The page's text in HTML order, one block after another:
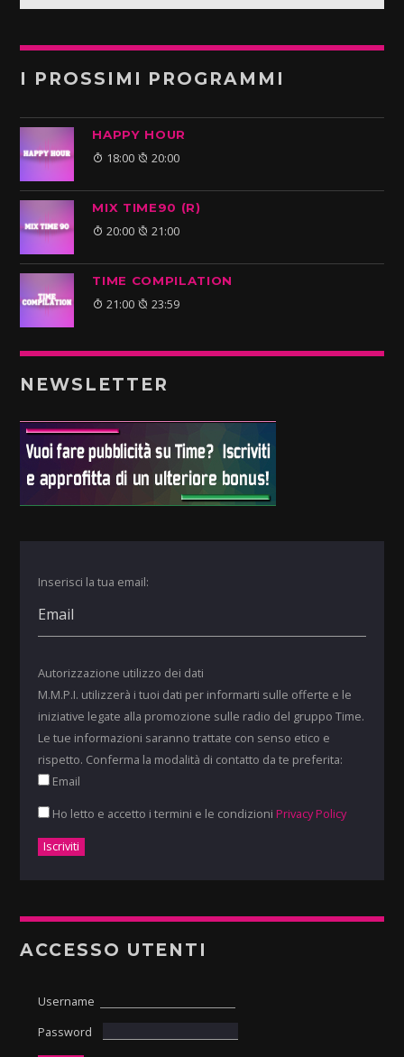
I PROSSIMI PROGRAMMI
HAPPY HOUR
18:00 20:00
MIX TIME90 (R)
20:00 21:00
TIME COMPILATION
21:00 23:59
NEWSLETTER
Inserisci la tua email:
Autorizzazione utilizzo dei dati
M.M.P.I. utilizzerà i tuoi dati per informarti sulle offerte e le
iniziative legate alla promozione sulle radio del gruppo Time.
Le tue informazioni saranno trattate con senso etico e
rispetto. Conferma la modalità di contatto da te preferita:
Email
Ho letto e accetto i termini e le condizioni Privacy Policy
ACCESSO UTENTI
Username
Password